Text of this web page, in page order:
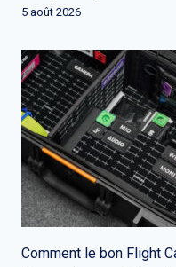
5 août 2026
Comment le bon Flight